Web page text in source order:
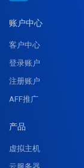
账户中心
客户中心
登录账户
注册账户
AFF推广
产品
虚拟主机